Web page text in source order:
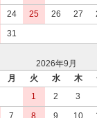
24 25 26 27
31
2026年9月
月 火 水 木
1
2 3
7 8 9 10